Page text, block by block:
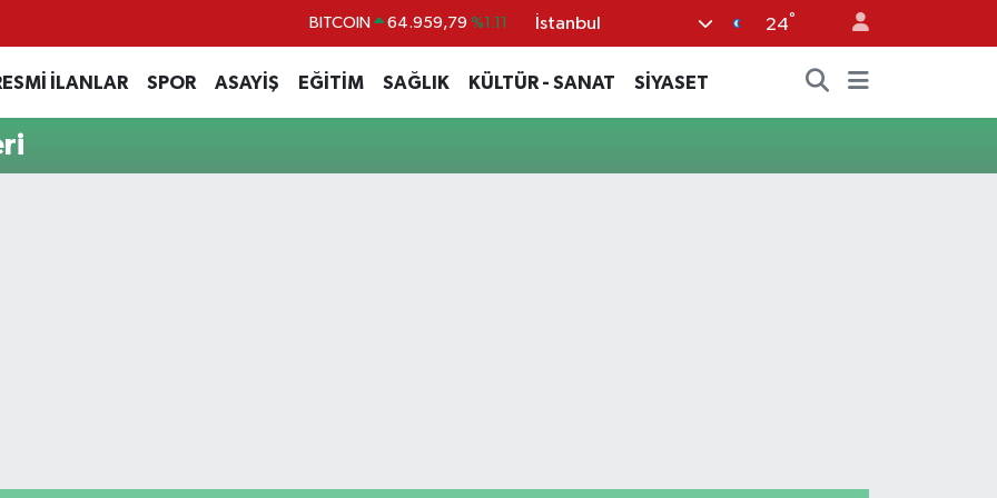
BITCOIN 64.959,79 %1.11 İstanbul 24°
İLANLAR SPOR ASAYİŞ EĞİTİM SAĞLIK KÜLTÜR - SANAT SİYASET